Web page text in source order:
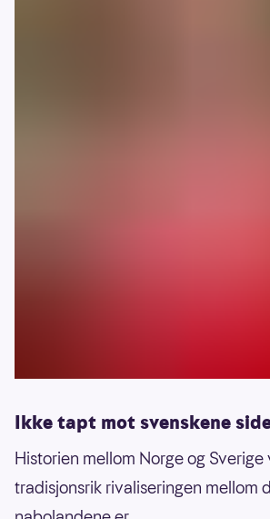
Ikke tapt mot svenskene
Historien mellom Norge og
tradisjonsrik rivaliseringen mellom